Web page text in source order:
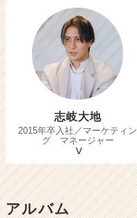
志岐大地
2015年卒入社／マーケティン
グ マネージャー
アルバム